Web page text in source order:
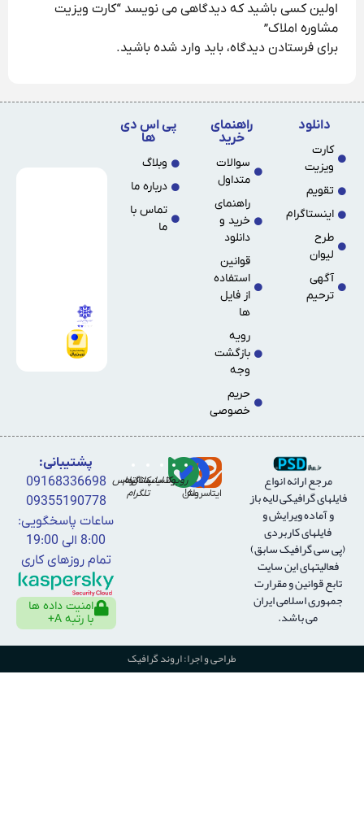
اولین کسی باشید که دیدگاهی می نویسد “کارت ویزیت
مشاوره املاک”
برای فرستادن دیدگاه، باید وارد شده باشید.
دانلود
کارت
ویزیت
تقویم
اینستاگرام
طرح
لیوان
آگهی
ترحیم
راهنمای
خرید
سوالات
متداول
راهنمای
خرید و
دانلود
قوانین
استفاده
از فایل
ها
رویه
بازگشت
وجه
حریم
خصوصی
پی اس دی
ها
وبلاگ
درباره ما
تماس با
ما
مرجع ارائه انواع
فايلهای گرافيكی لايه باز
و آماده ويرايش و
فايلهای كاربردی
(پی سی گرافیک سابق)
فعالیتهای این سایت
تابع قوانین و مقرارت
جمهوری اسلامی ایران
می باشد.
ایتاسروش
بله!
روبیکاواتساپ
اینستاگرام
کانال
تلگرام
تماس
پشتیبانی:
09168336698
09355190778
ساعات پاسخگویی:
8:00 الی 19:00
تمام روزهای کاری
امنیت داده ها
با رتبه A+
طراحی و اجرا: اروند گرافیک